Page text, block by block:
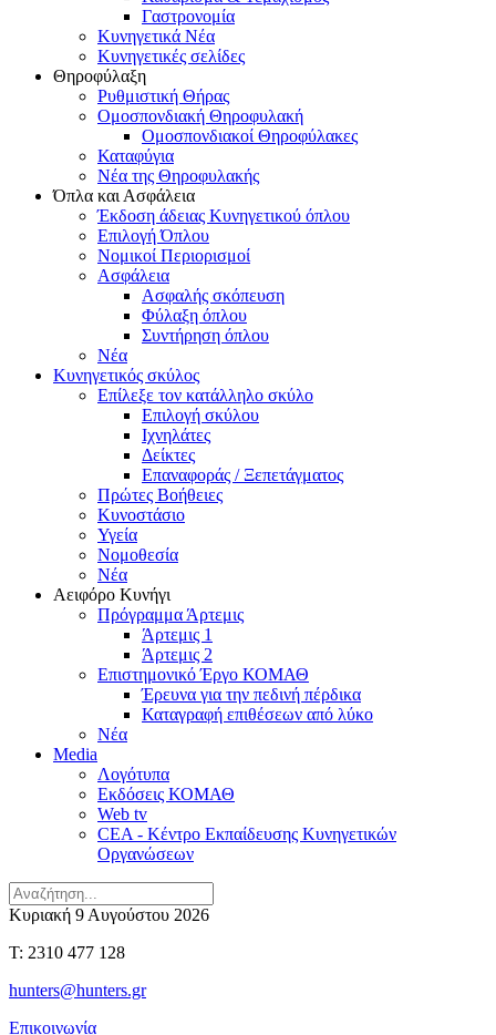
Γαστρονομία
Κυνηγετικά Νέα
Κυνηγετικές σελίδες
Θηροφύλαξη
Ρυθμιστική Θήρας
Ομοσπονδιακή Θηροφυλακή
Oμοσπονδιακοί Θηροφύλακες
Καταφύγια
Νέα της Θηροφυλακής
Όπλα και Ασφάλεια
Έκδοση άδειας Κυνηγετικού όπλου
Επιλογή Όπλου
Νομικοί Περιορισμοί
Ασφάλεια
Ασφαλής σκόπευση
Φύλαξη όπλου
Συντήρηση όπλου
Νέα
Κυνηγετικός σκύλος
Επίλεξε τον κατάλληλο σκύλο
Επιλογή σκύλου
Ιχνηλάτες
Δείκτες
Επαναφοράς / Ξεπετάγματος
Πρώτες Βοήθειες
Κυνοστάσιο
Υγεία
Νομοθεσία
Νέα
Αειφόρο Κυνήγι
Πρόγραμμα Άρτεμις
Άρτεμις 1
Άρτεμις 2
Επιστημονικό Έργο ΚΟΜΑΘ
Έρευνα για την πεδινή πέρδικα
Καταγραφή επιθέσεων από λύκο
Νέα
Media
Λογότυπα
Εκδόσεις ΚΟΜΑΘ
Web tv
CEA - Κέντρο Εκπαίδευσης Κυνηγετικών
Οργανώσεων
Κυριακή 9 Αυγούστου 2026
T: 2310 477 128
hunters@hunters.gr
Επικοινωνία